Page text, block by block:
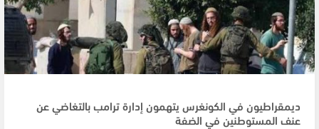
ديمقراطيون في الكونغرس يتهمون إدارة ترامب بالتغاضي عن
عنف المستوطنين في الضفة